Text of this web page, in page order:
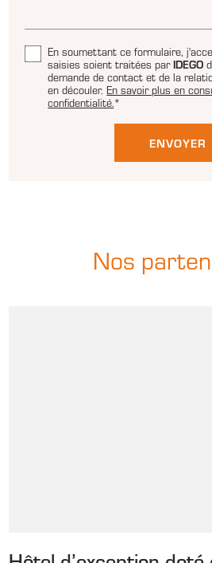
En soumettant ce formulaire,
saisies soient traitées parIDEGO
demande de contact et de la
en découler.En savoir plus en
confidentialité.*
Nos